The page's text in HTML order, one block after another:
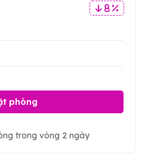
8 %
phòng
trong vòng 2 ngày